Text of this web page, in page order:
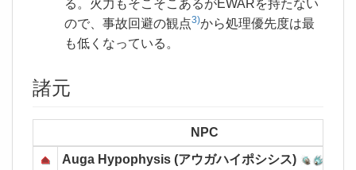
る。火力もそこそこあるがEWARを持たない
ので、事故回避の観点3)から処理優先度は最
も低くなっている。
諸元
NPC
Auga Hypophysis (アウガハイポシシス)